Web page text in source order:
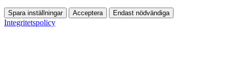
Spara inställningar Acceptera Endast nödvändiga
Integritetspolicy